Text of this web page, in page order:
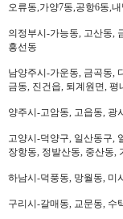
오류동,가양7동,공항6동,
의정부시-가능동, 고산동,
흥선동
남양주시-가운동, 금곡동,
금동, 진건읍, 퇴계원면, 평
양주시-고암동, 고읍동, 광
고양시-덕양구, 일산동구,
장항동, 정발산동, 중산동,
하남시-덕풍동, 망월동, 미
구리시-갈매동, 교문동, 수